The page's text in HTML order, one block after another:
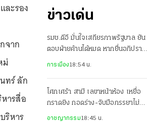
ละรอง
จาก
ม่
ทร์ ลัก
ารสื่อ
ริหาร
ข่าวเด่น
รมช.ดีอี มั่นใจเสถียรภาพรัฐบาล ยัน
ตอบฝ่ายค้านได้หมด หากยื่นอภิปราย
ไม่ไว้วางใจ
การเมือง18:54 น.
โศกเศร้า สามี เลขาหน้าห้อง เหยื่อ
กราดยิง กอดร่าง-จับมือภรรยาไม่
อาชญากรรม18:45 น.